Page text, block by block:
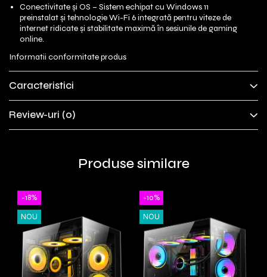
Conectivitate și OS – Sistem echipat cu Windows 11
preinstalat și tehnologie Wi-Fi 6 integrată pentru viteze de
internet ridicate și stabilitate maximă în sesiunile de gaming
online.
Informatii conformitate produs
Caracteristici
Review-uri (0)
Produse similare
-18%
NOU
-10%
NOU